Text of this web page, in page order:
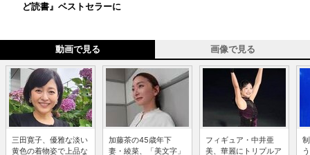
ど読書』ベストセラーに
動画で見る 画像で見る
三田寛子、優雅な淡い
黄色の着物姿で上品な
加藤茶の45歳年下
妻・綾菜、「美文字」
フィギュア・中井亜
美、華麗にトリプルア